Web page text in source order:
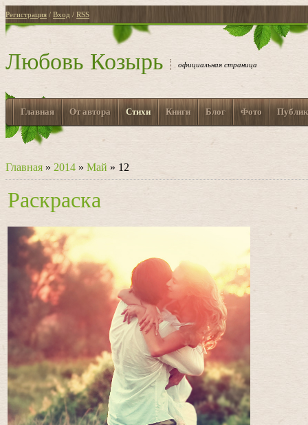
Регистрация / Вход / RSS
Любовь Козырь официальная страница
Главная От автора Стихи Книги Блог Фото
Главная » 2014 » Май » 12
Раскраска